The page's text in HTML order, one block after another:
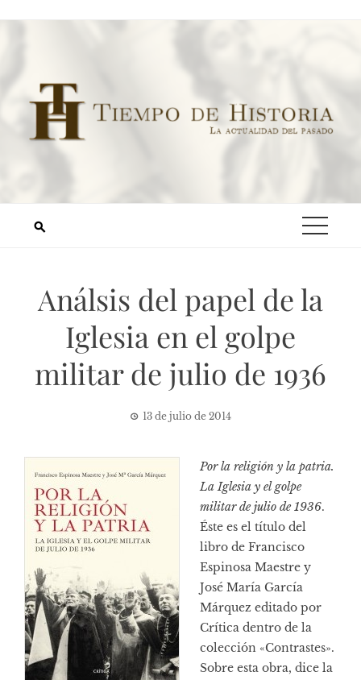
Análsis del papel de la
Iglesia en el golpe
militar de julio de 1936
13 de julio de 2014
Por la religión y la patria.
La Iglesia y el golpe
militar de julio de 1936.
Éste es el título del
libro de Francisco
Espinosa Maestre y
José María García
Márquez editado por
Crítica dentro de la
colección «Contrastes».
Sobre esta obra, dice la